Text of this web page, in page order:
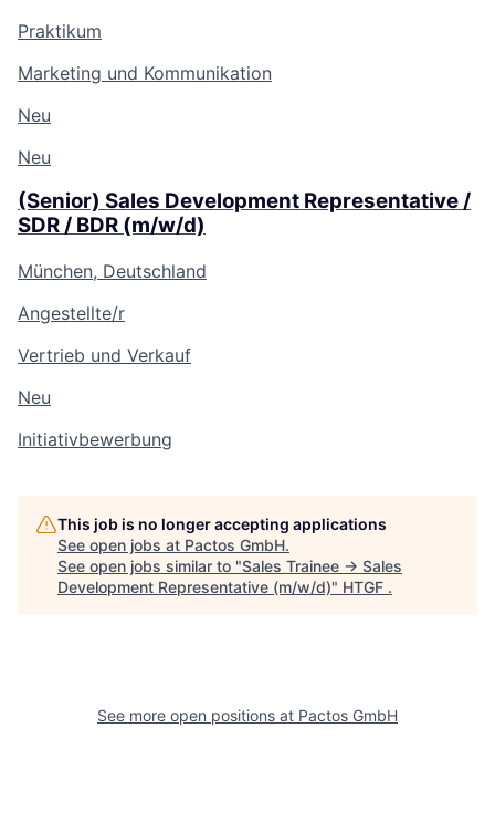
Praktikum
Marketing und Kommunikation
Neu
Neu
(Senior) Sales Development Representative /
SDR / BDR (m/w/d)
München, Deutschland
Angestellte/r
Vertrieb und Verkauf
Neu
Initiativbewerbung
This job is no longer accepting applications
See open jobs at Pactos GmbH.
See open jobs similar to "Sales Trainee → Sales
Development Representative (m/w/d)" HTGF .
See more open positions at Pactos GmbH